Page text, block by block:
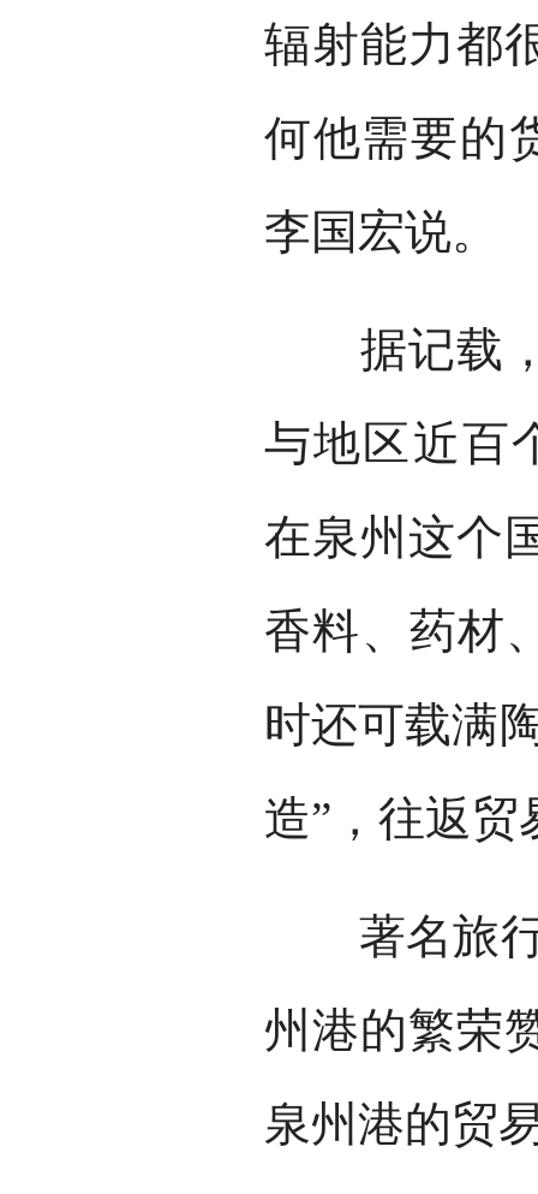
辐射能力都
何他需要的
李国宏说。
据记载，
与地区近百
在泉州这个
香料、药材
时还可载满
造”，往返
著名旅行
州港的繁荣
泉州港的贸